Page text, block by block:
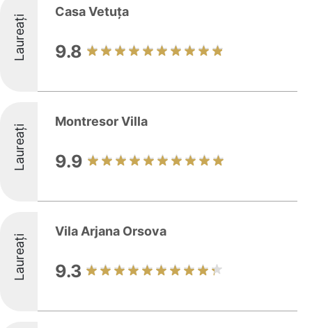
Laureați
Casa Vetuța
9.8
Laureați
Montresor Villa
9.9
Laureați
Vila Arjana Orsova
9.3